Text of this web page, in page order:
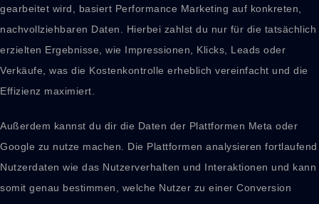
gearbeitet wird, basiert Performance Marketing auf konkreten,
nachvollziehbaren Daten. Hierbei zahlst du nur für die tatsächlich
erzielten Ergebnisse, wie Impressionen, Klicks, Leads oder
Verkäufe, was die Kostenkontrolle erheblich vereinfacht und die
Effizienz maximiert.
Außerdem kannst du dir die Daten der Plattformen Meta oder
Google zu nutze machen. Die Plattformen analysieren fortlaufend
Nutzerdaten wie das Nutzerverhalten und Interaktionen und kann
somit genau bestimmen, welche Nutzer zu einer Conversion